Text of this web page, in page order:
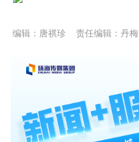
编辑：唐祺珍 责任编辑：丹梅